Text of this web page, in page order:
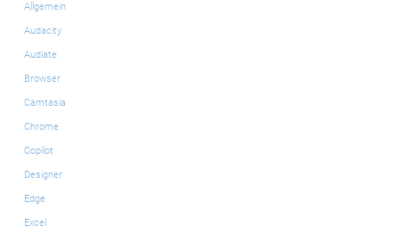
Allgemein
Audacity
Audiate
Browser
Camtasia
Chrome
Copilot
Designer
Edge
Excel